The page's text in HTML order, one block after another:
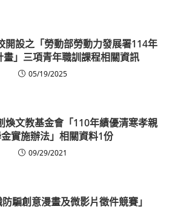
開設之「勞動部勞動力發展署114年
畫」三項青年職訓課程相關資訊
05/19/2025
煥文教基金會「110年績優清寒孝親
實施辦法」相關資料1份
09/29/2021
防騙創意漫畫及微影片徵件競賽」